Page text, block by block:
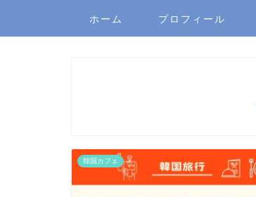
ホーム プロフィール
韓国カフェ